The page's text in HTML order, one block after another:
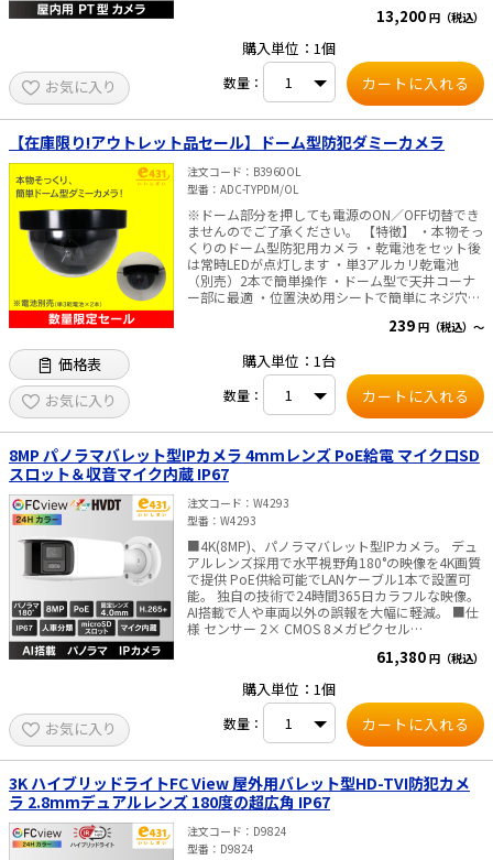
■対応レコーダー 注意事項（必ずご確認くださ
い） 本製品は特殊解像度モデルです。 必ず解像度
3328 (H) × 1504 (V) に対応したレコーダーと一緒
にご使用ください。 当社で動作確認済みの対応レ
コーダーは下記となります。 ・＜3K/5MP Lite対
応＞防犯カメラ用レコーダー 4入力 8入力 16
入力 ・＜5MP対応＞防犯カメラ用レコーダー 4
入力 8入力 16入力 ・＜PoC対応＞ 防犯カメラ
用デジタルレコーダー 4入力 8入力 16入力
です。 ■ 夜間でも明るく映す！最大25m赤外線＆
ッドライトにより、状況に応じた最適な照明を自
動切替。 ■ 音声の送受信に対応！双方向通話でそ
の場に声を届ける 内蔵マイク＆スピーカーでリア
ルタイム会話が可能。来訪者対応や警告にも使え
ます。 ■ 音声も鮮明に記録、同軸ケーブルで手軽
に配線 映像と音声を1本の同軸ケーブルで送信。
高品質な録音と簡単設置を両立します。 ■ご注意
■ ACアダプタは付属しておりません 別途販売は
こちらより ■双方向通話機能対応レコーダー 注意
事項（必ずご確認ください） 本製品の双方向通話
機能は、新しい技術を採用しているため、2025年
以前に発売されたレコーダーではご利用いただけ
ません。 当社にて動作確認済みの、双方向通話機
能に対応したレコーダーは以下の通りです。 ・＜
5MP対応＞防犯カメラ用レコーダー 4入力 8入
力 16入力 ・＜PoC対応＞ 防犯カメラ用デジタ
ルレコーダー 4入力 8入力 16入力
13,200 円（税込）
お気に入り
購入単位：1個
数量：
【在庫限り!アウトレット品セール】ドーム型防犯ダミーカメラ
注文コード
B3960OL
型番
ADC-TYPDM/OL
※ドーム部分を押しても電源のON／OFF切替でき
ませんのでご了承ください。 【特徴】 ・本物そっ
くりのドーム型防犯用カメラ ・乾電池をセット後
は常時LEDが点灯します ・単3アルカリ乾電池
（別売）2本で簡単操作 ・ドーム型で天井コーナ
ー部に最適 ・位置決め用シートで簡単にネジ穴確
本、ネジ位置決めシート×1枚 ・材質：ABS ・外
形寸法（幅W×奥行D×高さH）：約
117×117×72mm ・使用電池：単3形乾電池×2
本（別売） ・使用場所：屋内 【使用上の注意】
※本製品は盗難防止器ではありません。盗難事故
などの損害については責任を負いかねますのでご
了承ください。 ※防水仕様ではありませんので、
雨や水のかかる場所では使用しないでください。
※本製品はダミーカメラです。実際に撮影などの
カメラ機能を有しておりません。 ※本製品を分解
したり改造したりしないでください。 ※石膏ボー
ドや薄い板上では確実に固定できないおそれがあ
りますので取付けないでください。 ※吊下げタイ
プですので、取付けの際はビス留めなど確実に固
定してください。落下によるケガのおそれがあり
ます。 ※長時間使用しないときは、電池を取外
し、保管してください。液漏れによる故障の原因
239 円（税込）～
価格表
お気に入り
購入単位：1台
数量：
8MP パノラマバレット型IPカメラ 4mmレンズ PoE給電 マイクロSD
スロット＆収音マイク内蔵 IP67
注文コード
W4293
型番
W4293
■4K(8MP)、パノラマバレット型IPカメラ。 デュ
アルレンズ採用で水平視野角180°の映像を4K画質
で提供 PoE供給可能でLANケーブル1本で設置可
能。 独自の技術で24時間365日カラフルな映像。
AI搭載で人や車両以外の誤報を大幅に軽減。 ■仕
様 センサー 2× CMOS 8メガピクセル
ウザ言語 日本語、英語、中国語、など 搭載ストレ
カードのご購入はこちらから 内蔵マイク 搭載 内
蔵スピーカー 最大出力 1.0W 防水防塵性能 IP67
消費電力 12 VDC, 0.88 A, 最大10.5W /
PoE(802.3af） 最大12.5W 寸法 118.6 × 105.1 ×
305.4 mm ・重量 約1420g ■ご注意■ ・WiFi
ネットワークレコーダー(Wi-Fi NVR）、4ch入力ネ
ットワークレコーダー（NVR)及び、 デジタルレ
コーダー（DVR)へのIP接続は出来ません。（解像
61,380 円（税込）
お気に入り
購入単位：1個
数量：
3K ハイブリッドライトFC View 屋外用バレット型HD-TVI防犯カメ
ラ 2.8mmデュアルレンズ 180度の超広角 IP67
注文コード
D9824
型番
D9824